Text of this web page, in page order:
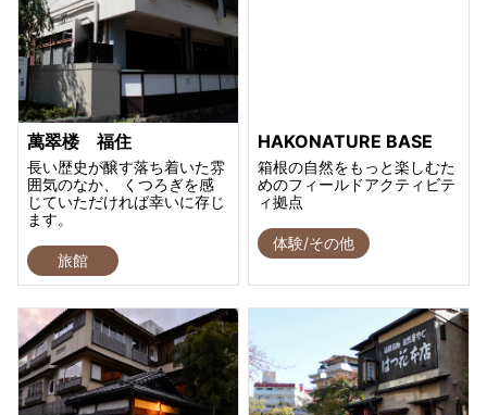
萬翠楼 福住
長い歴史が醸す落ち着いた雰
囲気のなか、 くつろぎを感
じていただければ幸いに存じ
ます。
旅館
HAKONATURE BASE
箱根の自然をもっと楽しむた
めのフィールドアクティビテ
ィ拠点
体験/その他